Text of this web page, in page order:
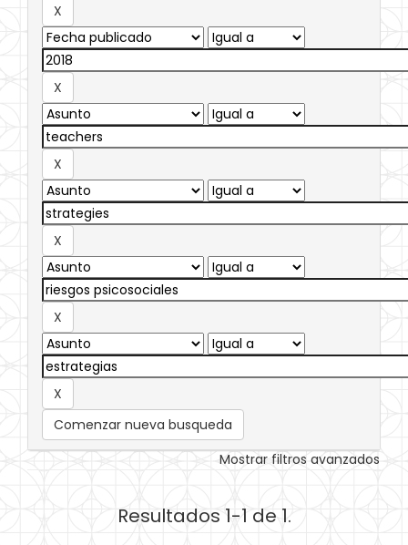
Comenzar nueva busqueda
Mostrar filtros avanzados
Resultados 1-1 de 1.